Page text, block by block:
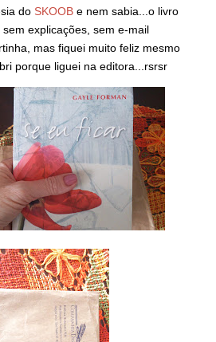
do SKOOB e nem sabia...o livro
explicações, sem e-mail
mas fiquei muito feliz mesmo
porque liguei na editora...rsrsr